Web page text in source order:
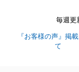
頼事項にいつも
ズなお取引をす
今後、お住み替
毎週更
『お客様の声』掲
て